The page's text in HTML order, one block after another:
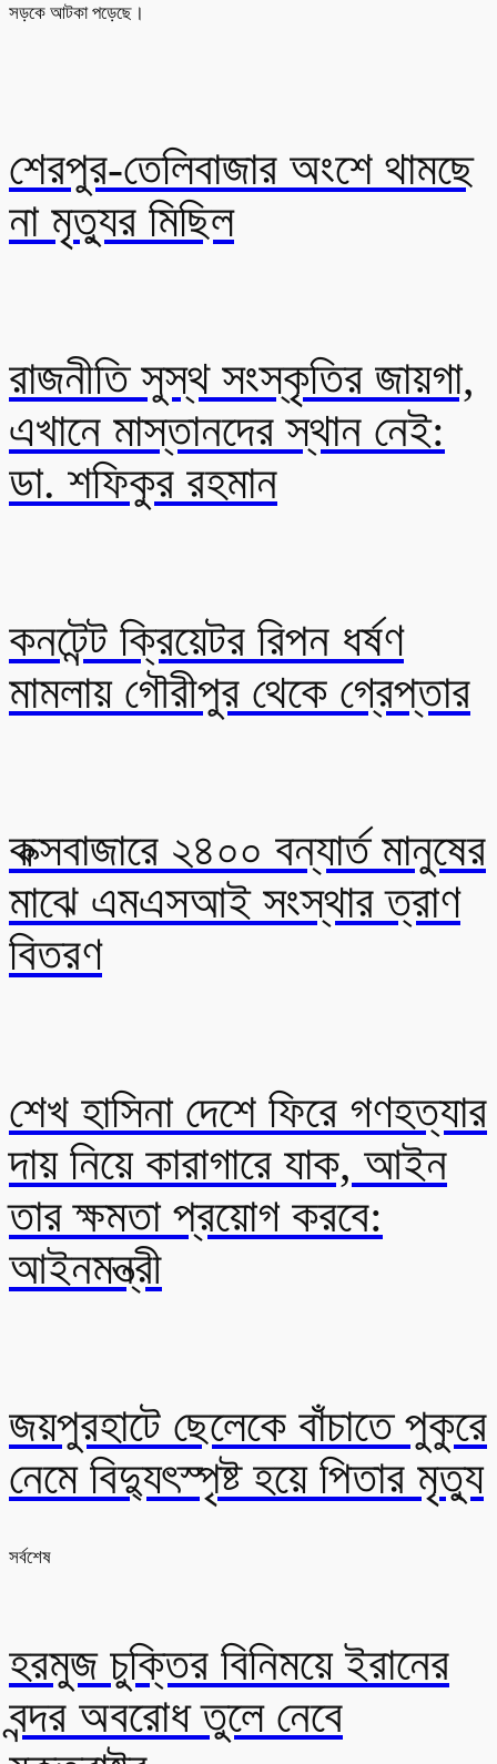
সড়কে আটকা পড়েছে।
শেরপুর-তেলিবাজার অংশে থামছে
না মৃত্যুর মিছিল
রাজনীতি সুস্থ সংস্কৃতির জায়গা,
এখানে মাস্তানদের স্থান নেই:
ডা. শফিকুর রহমান
কনটেন্ট ক্রিয়েটর রিপন ধর্ষণ
মামলায় গৌরীপুর থেকে গ্রেপ্তার
কক্সবাজারে ২৪০০ বন্যার্ত মানুষের
মাঝে এমএসআই সংস্থার ত্রাণ
বিতরণ
শেখ হাসিনা দেশে ফিরে গণহত্যার
দায় নিয়ে কারাগারে যাক, আইন
তার ক্ষমতা প্রয়োগ করবে:
আইনমন্ত্রী
জয়পুরহাটে ছেলেকে বাঁচাতে পুকুরে
নেমে বিদ্যুৎস্পৃষ্ট হয়ে পিতার মৃত্যু
সর্বশেষ
হরমুজ চুক্তির বিনিময়ে ইরানের
বন্দর অবরোধ তুলে নেবে